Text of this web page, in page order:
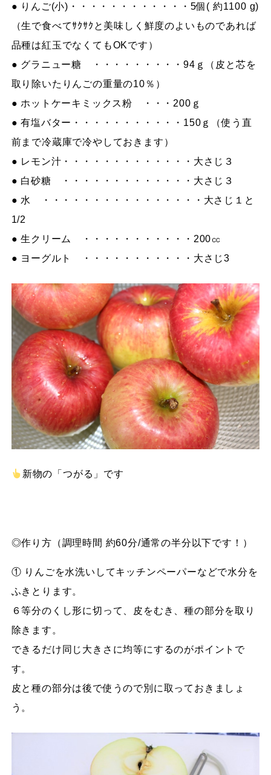
● りんご(小)・・・・・・・・・・・・5個( 約1100 g)
（生で食べてｻｸｻｸと美味しく鮮度のよいものであれば
品種は紅玉でなくてもOKです）
● グラニュー糖 ・・・・・・・・・94ｇ（皮と芯を
取り除いたりんごの重量の10％）
● ホットケーキミックス粉 ・・・200ｇ
● 有塩バター・・・・・・・・・・・150ｇ（使う直
前まで冷蔵庫で冷やしておきます）
● レモン汁・・・・・・・・・・・・・大さじ３
● 白砂糖 ・・・・・・・・・・・・・大さじ３
● 水 ・・・・・・・・・・・・・・・・大さじ１と
1/2
● 生クリーム ・・・・・・・・・・・200㏄
● ヨーグルト ・・・・・・・・・・・大さじ3
新物の「つがる」です
◎作り方（調理時間 約60分/通常の半分以下です！）
① りんごを水洗いしてキッチンペーパーなどで水分を
ふきとります。
６等分のくし形に切って、皮をむき、種の部分を取り
除きます。
できるだけ同じ大きさに均等にするのがポイントで
す。
皮と種の部分は後で使うので別に取っておきましょ
う。